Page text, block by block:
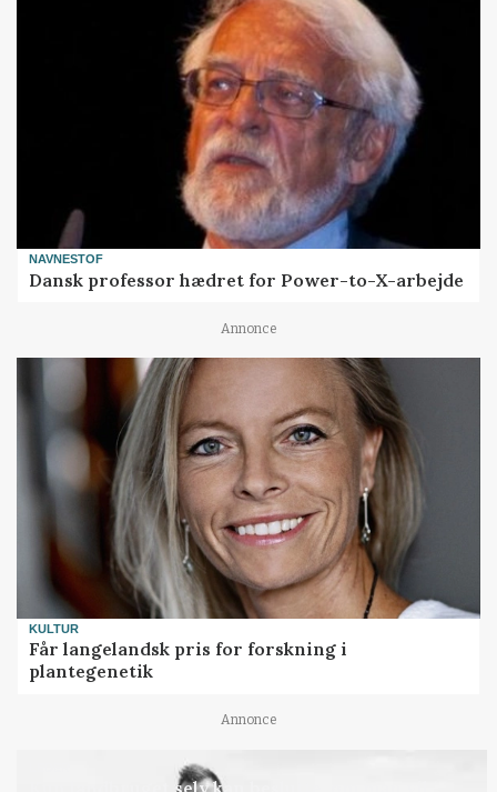
NAVNESTOF
Dansk professor hædret for Power-to-X-arbejde
Annonce
KULTUR
Får langelandsk pris for forskning i
plantegenetik
Annonce